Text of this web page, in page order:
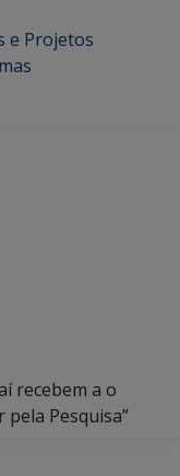
e Projetos
recebem a o
pela Pesquisa”